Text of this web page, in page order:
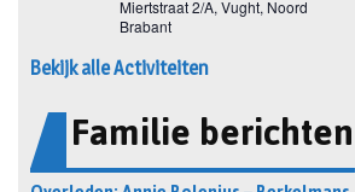
Bekijk alle Activiteiten
Familie berichten